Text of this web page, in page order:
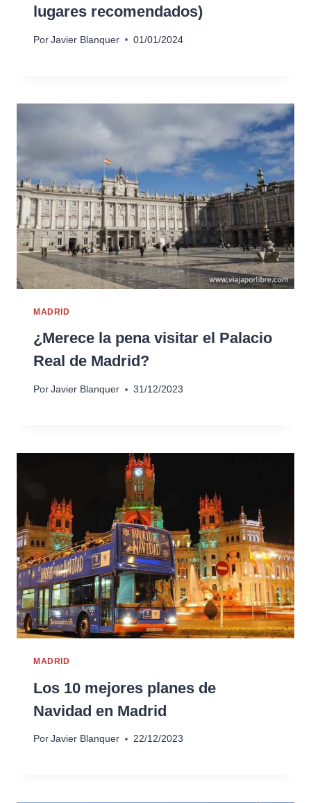
lugares recomendados)
Por Javier Blanquer 01/01/2024
MADRID
¿Merece la pena visitar el Palacio
Real de Madrid?
Por Javier Blanquer 31/12/2023
MADRID
Los 10 mejores planes de
Navidad en Madrid
Por Javier Blanquer 22/12/2023